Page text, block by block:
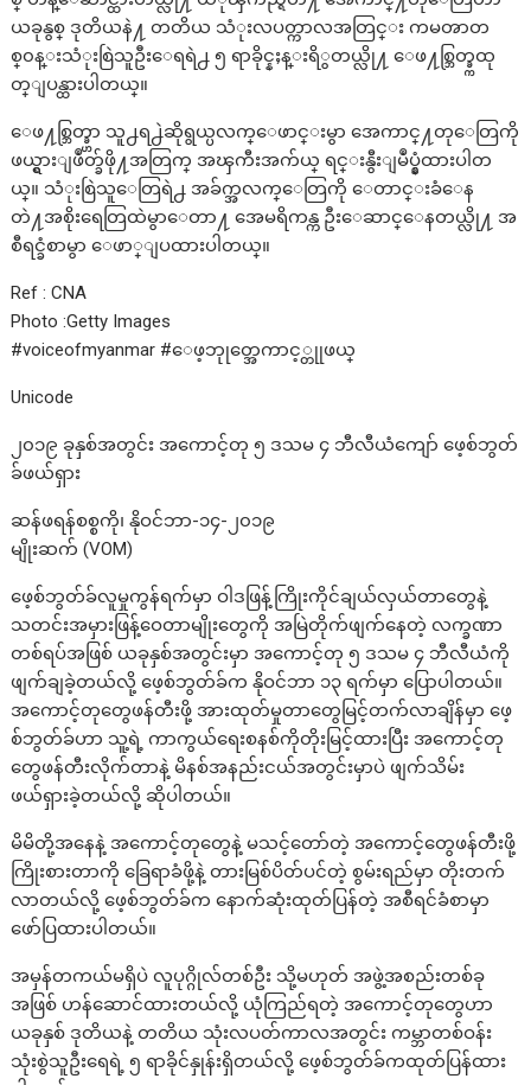
ယခုနွစ္ ဒုတိယနဲ႔ တတိယ သံုးလပတ္ကာလအတြင္း ကမၻာတ
စ္၀န္းသံုးစြဲသူဦးေရရဲ႕ ၅ ရာခိုင္နႈန္းရိွတယ္လို႔ ေဖ႔စ္ဘြတ္ခ္ကထု
တ္ျပန္ထားပါတယ္။
ေဖ႔စ္ဘြတ္ခ္ဟာ သူ႕ရ႕ဲဆိုရွယ္ပလက္ေဖာင္းမွာ အေကာင္႔တုေတြကို
ဖယ္ရွားျဖဳတ္ခ်ဖို႔အတြက္ အၾကီးအက်ယ္ ရင္းနွီးျမဳပ္နွံထားပါတ
ယ္။ သံုးစြဲသူေတြရဲ႕ အခ်က္အလက္ေတြကို ေတာင္းခံေန
တဲ႔အစိုးရေတြထဲမွာေတာ႔ အေမရိကန္က ဦးေဆာင္ေနတယ္လို႔ အ
စီရင္ခံစာမွာ ေဖာ္ျပထားပါတယ္။
Ref : CNA
Photo :Getty Images
#voiceofmyanmar #ေဖ့ဘုုတ္အေကာင့္တုုဖယ္
Unicode
၂၀၁၉ ခုနှစ်အတွင်း အကောင့်တု ၅ ဒသမ ၄ ဘီလီယံကျော် ဖေ့စ်ဘွတ်
ခ်ဖယ်ရှား
ဆန်ဖရန်စစ္စကို၊ နိုဝင်ဘာ-၁၄-၂၀၁၉
မျိုးဆက် (VOM)
ဖေ့စ်ဘွတ်ခ်လူမှုကွန်ရက်မှာ ဝါဒဖြန့်ကြိုးကိုင်ချယ်လှယ်တာတွေနဲ့
သတင်းအမှားဖြန့်ဝေတာမျိုးတွေကို အမြဲတိုက်ဖျက်နေတဲ့ လက္ခဏာ
တစ်ရပ်အဖြစ် ယခုနှစ်အတွင်းမှာ အကောင့်တု ၅ ဒသမ ၄ ဘီလီယံကို
ဖျက်ချခဲ့တယ်လို့ ဖေ့စ်ဘွတ်ခ်က နိုဝင်ဘာ ၁၃ ရက်မှာ ပြောပါတယ်။
အကောင့်တုတွေဖန်တီးဖို့ အားထုတ်မှုတာတွေမြင့်တက်လာချိန်မှာ ဖေ့
စ်ဘွတ်ခ်ဟာ သူ့ရဲ့ ကာကွယ်ရေးစနစ်ကိုတိုးမြင့်ထားပြီး အကောင့်တု
တွေဖန်တီးလိုက်တာနဲ့ မိနစ်အနည်းငယ်အတွင်းမှာပဲ ဖျက်သိမ်း
ဖယ်ရှားခဲ့တယ်လို့ ဆိုပါတယ်။
မိမိတို့အနေနဲ့ အကောင့်တုတွေနဲ့ မသင့်တော်တဲ့ အကောင့်တွေဖန်တီးဖို့
ကြိုးစားတာကို ခြေရာခံဖို့နဲ့ တားမြစ်ပိတ်ပင်တဲ့ စွမ်းရည်မှာ တိုးတက်
လာတယ်လို့ ဖေ့စ်ဘွတ်ခ်က နောက်ဆုံးထုတ်ပြန်တဲ့ အစီရင်ခံစာမှာ
ဖော်ပြထားပါတယ်။
အမှန်တကယ်မရှိပဲ လူပုဂ္ဂိုလ်တစ်ဦး သို့မဟုတ် အဖွဲ့အစည်းတစ်ခု
အဖြစ် ဟန်ဆောင်ထားတယ်လို့ ယုံကြည်ရတဲ့ အကောင့်တုတွေဟာ
ယခုနှစ် ဒုတိယနဲ့ တတိယ သုံးလပတ်ကာလအတွင်း ကမ္ဘာတစ်ဝန်း
သုံးစွဲသူဦးရေရဲ့ ၅ ရာခိုင်နှုန်းရှိတယ်လို့ ဖေ့စ်ဘွတ်ခ်ကထုတ်ပြန်ထား